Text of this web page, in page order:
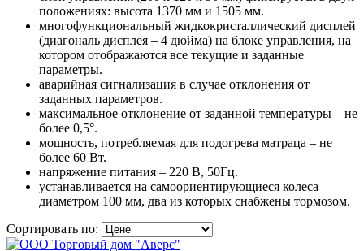
положениях: высота 1370 мм и 1505 мм.
многофункциональный жидкокристаллический дисплей
(диагональ дисплея – 4 дюйма) на блоке управления, на
котором отображаются все текущие и заданные
параметры.
аварийная сигнализация в случае отклонения от
заданных параметров.
максимальное отклонение от заданной температуры – не
более 0,5°.
мощность, потребляемая для подогрева матраца – не
более 60 Вт.
напряжение питания – 220 В, 50Гц.
устанавливается на самоориентирующиеся колеса
диаметром 100 мм, два из которых снабжены тормозом.
Сортировать по: